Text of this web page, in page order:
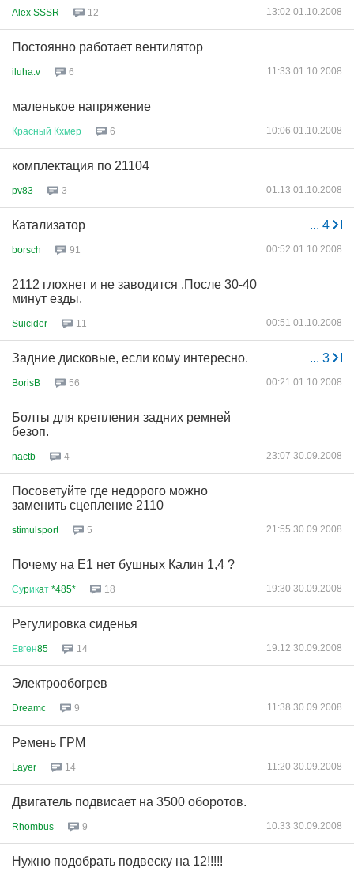
Alex SSSR 12 13:02 01.10.2008
Постоянно работает вентилятор
iluha.v 6 11:33 01.10.2008
маленькое напряжение
Красный Кхмер 6 10:06 01.10.2008
комплектация по 21104
pv83 3 01:13 01.10.2008
... 4
Катализатор
borsch 91 00:52 01.10.2008
2112 глохнет и не заводится .После 30-40
минут езды.
Suicider 11 00:51 01.10.2008
... 3
Задние дисковые, если кому интересно.
BorisB 56 00:21 01.10.2008
Болты для крепления задних ремней
безоп.
nactb 4 23:07 30.09.2008
Посоветуйте где недорого можно
заменить сцепление 2110
stimulsport 5 21:55 30.09.2008
Почему на Е1 нет бушных Калин 1,4 ?
Суpикaт *485* 18 19:30 30.09.2008
Регулировка сиденья
Евген85 14 19:12 30.09.2008
Электрообогрев
Dreamc 9 11:38 30.09.2008
Ремень ГРМ
Layer 14 11:20 30.09.2008
Двигатель подвисает на 3500 оборотов.
Rhombus 9 10:33 30.09.2008
Нужно подобрать подвеску на 12!!!!!